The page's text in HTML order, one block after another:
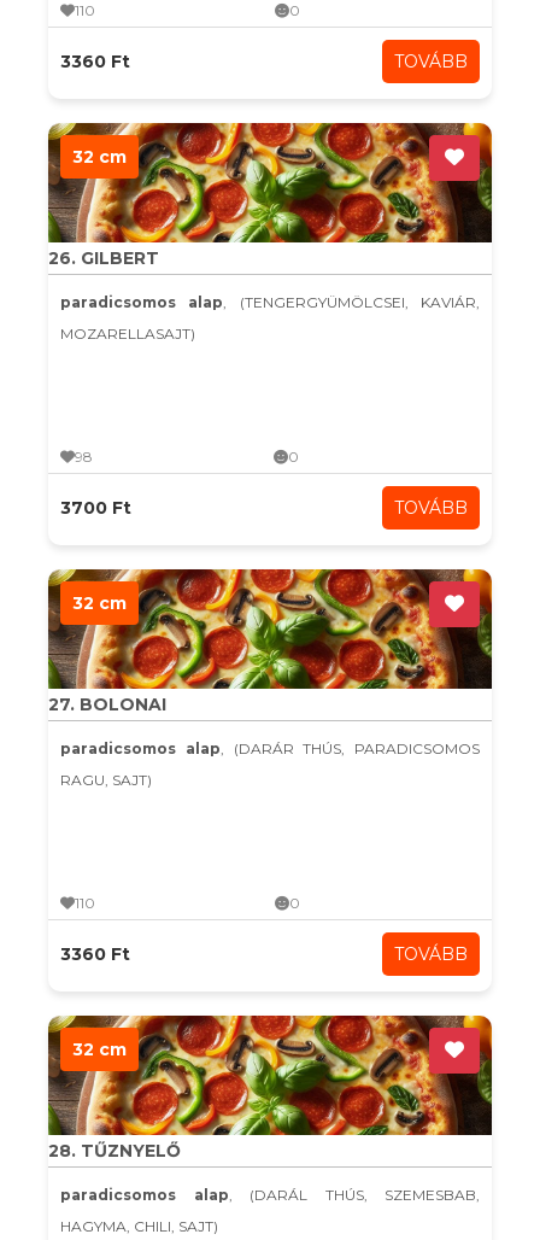
110 0
3360 Ft TOVÁBB
32 cm
26. GILBERT
paradicsomos alap, (TENGERGYÜMÖLCSEI, KAVIÁR,
MOZARELLASAJT)
98 0
3700 Ft TOVÁBB
32 cm
27. BOLONAI
paradicsomos alap, (DARÁR THÚS, PARADICSOMOS
RAGU, SAJT)
110 0
3360 Ft TOVÁBB
32 cm
28. TŰZNYELŐ
paradicsomos alap, (DARÁL THÚS, SZEMESBAB,
HAGYMA, CHILI, SAJT)